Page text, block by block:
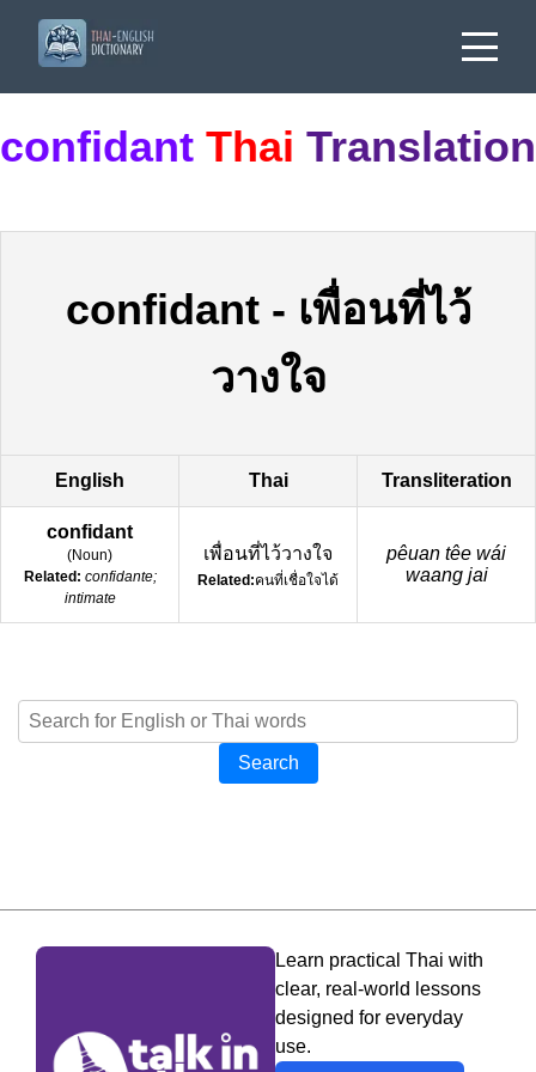
confidant Thai Translation
confidant- เพื่อนที่ไว้
วางใจ
English Thai Transliteration
confidant
(Noun)
Related: confidante;
intimate
เพื่อนที่ไว้วางใจ
Related:คนที่เชื่อใจได้
pêuan têe wái
waang jai
Search
Learn practical Thai with
clear, real-world lessons
designed for everyday
use.